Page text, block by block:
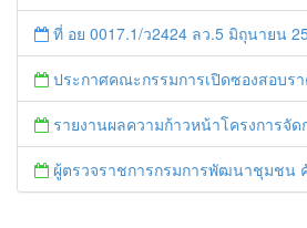
ที่ อย 0017.1/ว2424 ลว.5 มิถุนายน 2558 เรื่อง แจ้งกำหนดตรวจประเมินและให้คะแนนหน่วยงานที่สมัครเข้าร่วมโครงการพัฒนาหน่วยงานต้นแบบในการจัดตั้งศูนย์ข้อมูลข่าวสารของราชการฯ ประจำปีงบ
ประกาศคณะกรรมการเปิดซองสอบร
รายงานผลความก้าวหน้าโครงการจัดการแก้ไขปัญหาขยะ สัปดาห์
ผู้ตรวจราชการกรมการพัฒนาชุมชน คัดเลือกข้าราชการและลูกจ้างดีเด่น และหน่วยงานพัฒนาชุมชนใสสะอาด ประ